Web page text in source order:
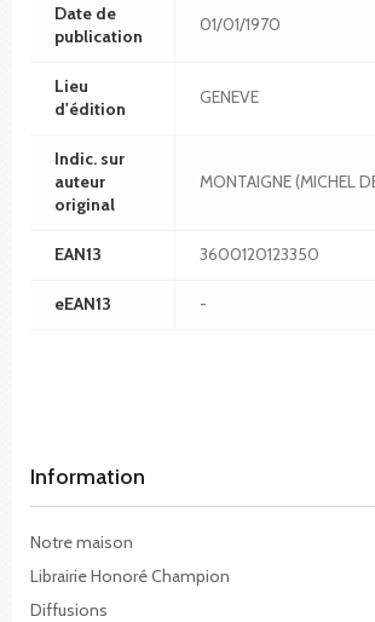
Date de
publication
01/01/1970
Lieu
d'édition
GENEVE
Indic. sur
auteur
original
MONTAIGNE (MICHEL
EAN13 3600120123350
eEAN13 -
Information
Notre maison
Librairie Honoré Champion
Diffusions